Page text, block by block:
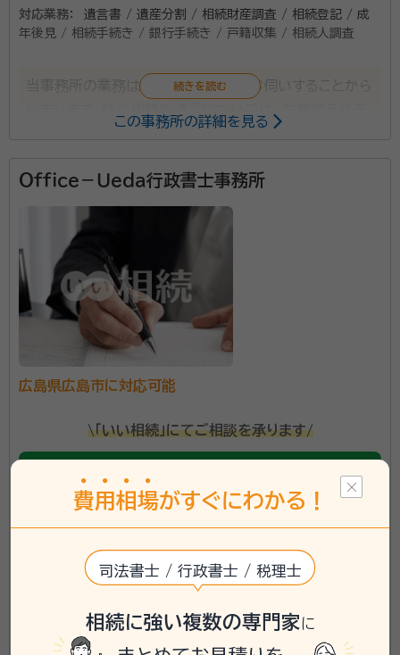
対応業務：
遺言書 / 遺産分割 / 相続財産調査 / 相続登記 / 成
年後見 / 相続手続き / 銀行手続き / 戸籍収集 / 相続人調査
当事務所の業務は、お客様のお話をお伺いすることから
をお伺いすることこそが、お客様に最適な方法をご提案
するために最も重要であり、大切にすべき時間だと考え
ております。
この事務所の詳細を見る
Ｏｆｆｉｃｅ－Ｕｅｄａ行政書士事務所
広島県広島市に対応可能
\「いい相続」にてご相談を承ります/
お電話でのご相談 無料
遺言書 / 遺産分割 / 相続財産調査 / 相続手続き /
費用 相場がすぐにわかる！
司法書士 / 行政書士 / 税理士
相続に強い複数の専門家に